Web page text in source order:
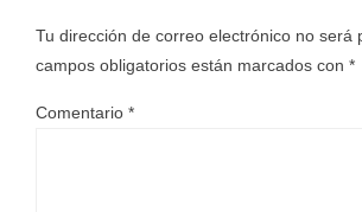
Tu dirección de correo electrónico no será
campos obligatorios están marcados con *
Comentario *